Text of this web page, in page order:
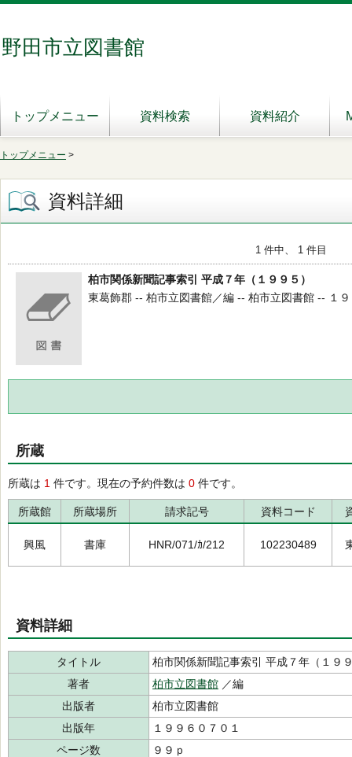
野田市立図書館
トップメニュー 資料検索 資料紹介
トップメニュー >
資料詳細
1 件中、 1 件目
柏市関係新聞記事索引 平成７年（１９９５）
東葛飾郡 -- 柏市立図書館／編 -- 柏市立図書館 -- １
所蔵
所蔵は 1 件です。現在の予約件数は 0 件です。
所蔵館 所蔵場所 請求記号 資料コード
興風 書庫 HNR/071/ｶ/212 102230489
資料詳細
タイトル
柏市関係新聞記事索引 平成７年（１９
著者
柏市立図書館 ／編
出版者
柏市立図書館
出版年
１９９６０７０１
ページ数
９９ｐ